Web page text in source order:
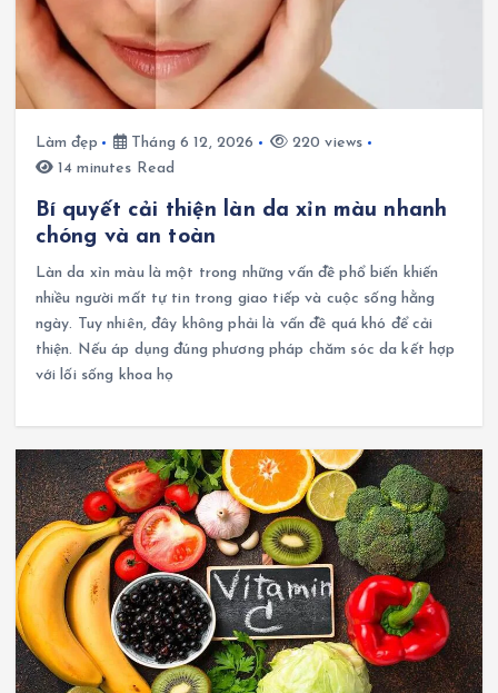
Làm đẹp Tháng 6 12, 2026
220 views
14 minutes Read
Bí quyết cải thiện làn da xỉn màu nhanh
chóng và an toàn
Làn da xỉn màu là một trong những vấn đề phổ biến khiến
nhiều người mất tự tin trong giao tiếp và cuộc sống hằng
ngày. Tuy nhiên, đây không phải là vấn đề quá khó để cải
thiện. Nếu áp dụng đúng phương pháp chăm sóc da kết hợp
với lối sống khoa họ